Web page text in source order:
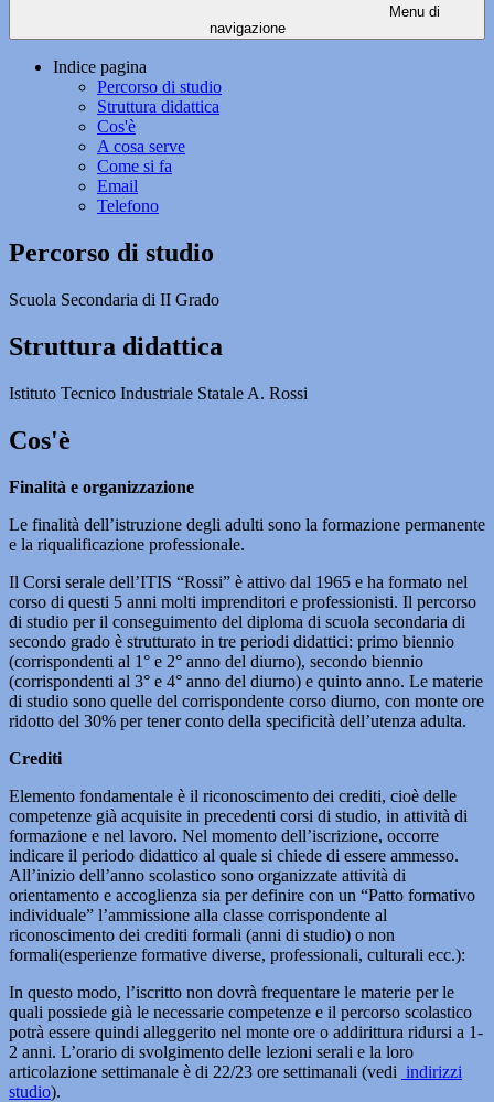
Menu di
navigazione
Indice pagina
Percorso di studio
Struttura didattica
Cos'è
A cosa serve
Come si fa
Email
Telefono
Percorso di studio
Scuola Secondaria di II Grado
Struttura didattica
Istituto Tecnico Industriale Statale A. Rossi
Cos'è
Finalità e organizzazione
Le finalità dell’istruzione degli adulti sono la formazione permanente
e la riqualificazione professionale.
Il Corsi serale dell’ITIS “Rossi” è attivo dal 1965 e ha formato nel
corso di questi 5 anni molti imprenditori e professionisti. Il percorso
di studio per il conseguimento del diploma di scuola secondaria di
secondo grado è strutturato in tre periodi didattici: primo biennio
(corrispondenti al 1° e 2° anno del diurno), secondo biennio
(corrispondenti al 3° e 4° anno del diurno) e quinto anno. Le materie
di studio sono quelle del corrispondente corso diurno, con monte ore
ridotto del 30% per tener conto della specificità dell’utenza adulta.
Crediti
Elemento fondamentale è il riconoscimento dei crediti, cioè delle
competenze già acquisite in precedenti corsi di studio, in attività di
formazione e nel lavoro. Nel momento dell’iscrizione, occorre
indicare il periodo didattico al quale si chiede di essere ammesso.
All’inizio dell’anno scolastico sono organizzate attività di
orientamento e accoglienza sia per definire con un “Patto formativo
individuale” l’ammissione alla classe corrispondente al
riconoscimento dei crediti formali (anni di studio) o non
formali(esperienze formative diverse, professionali, culturali ecc.):
In questo modo, l’iscritto non dovrà frequentare le materie per le
quali possiede già le necessarie competenze e il percorso scolastico
potrà essere quindi alleggerito nel monte ore o addirittura ridursi a 1-
2 anni. L’orario di svolgimento delle lezioni serali e la loro
articolazione settimanale è di 22/23 ore settimanali (vedi indirizzi
studio).